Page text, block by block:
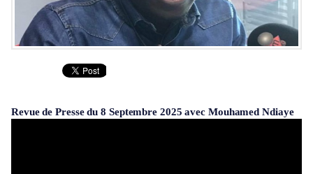
Revue de Presse du 8 Septembre 2025 avec Mouhamed Ndiaye